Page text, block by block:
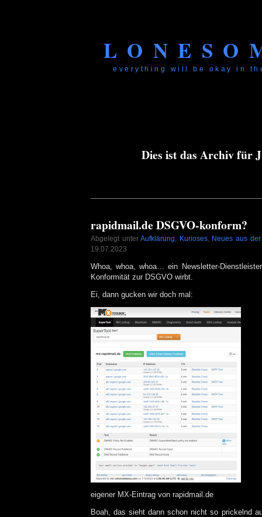
everything will be okay in
Dies ist das Archiv für
rapidmail.de DSGVO-konform?
Abgelegt unterAufklärung, Kurioses, Neues aus
19.07.2023
Whoa, whoa, whoa… ein Newsletter-
Konformität zur DSGVO wirbt.
Ei, dann gucken wir doch mal:
eigener MX-Eintrag von rapidmail.de
Boah, das sieht dann schon nicht so prickelnd